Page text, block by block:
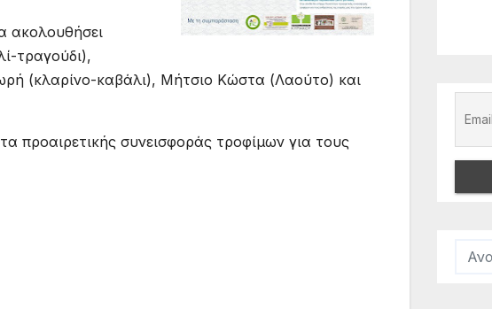
ακολουθήσει
τραγούδι),
(κλαρίνο-καβάλι), Μήτσιο Κώστα (Λαούτο) και
προαιρετικής συνεισφοράς τροφίμων για τους